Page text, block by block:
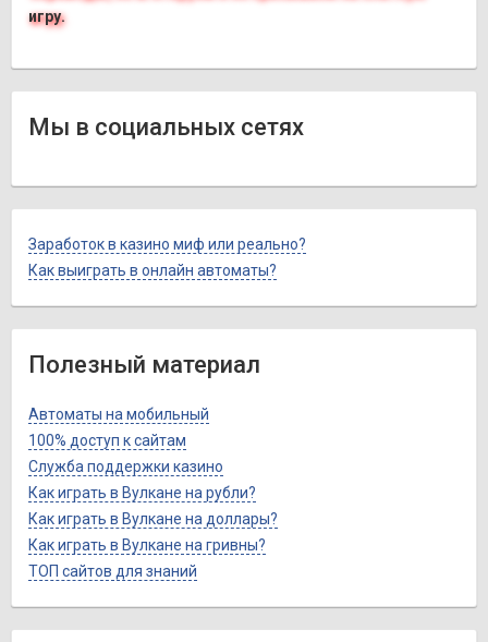
игру.
Мы в социальных сетях
Заработок в казино миф или реально?
Как выиграть в онлайн автоматы?
Полезный материал
Автоматы на мобильный
100% доступ к сайтам
Служба поддержки казино
Как играть в Вулкане на рубли?
Как играть в Вулкане на доллары?
Как играть в Вулкане на гривны?
ТОП сайтов для знаний